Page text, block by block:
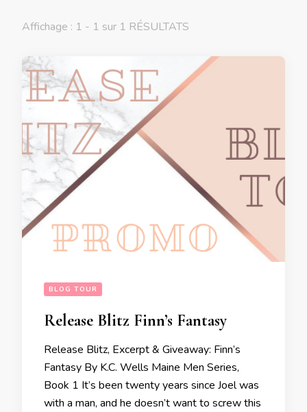
Affichage : 1 - 1 sur 1 RÉSULTATS
BLOG TOUR
Release Blitz Finn’s Fantasy
Release Blitz, Excerpt & Giveaway: Finn’s
Fantasy By K.C. Wells Maine Men Series,
Book 1 It’s been twenty years since Joel was
with a man, and he doesn’t want to screw this